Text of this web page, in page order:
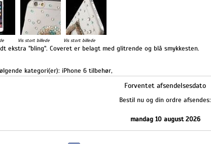
Vis stort billede Vis stort billede
ekstra "bling". Coveret er belagt med glitrende og blå smykkesten.
kategori(er): iPhone 6 tilbehør,
Forventet afsendelsesdato
Bestil nu og din ordre afsendes:
mandag 10 august 2026